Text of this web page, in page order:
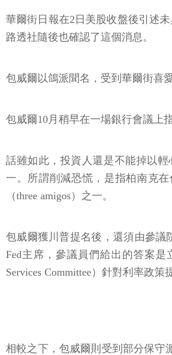
華爾街日報在2日美股收盤後引述
路透社隨後也確認了這個消息。
包威爾以鴿派聞名，受到華爾街喜
包威爾10月稍早在一場銀行會議上
話雖如此，投資人還是不能掉以輕
一。所謂削減恐慌，是指柏南克
（three amigos）之一。
包威爾獲川普提名後，還須由參議
Fed主席，參議員們給出的答案是
Services Committee）針對利率政
相較之下，包威爾則受到部分保守